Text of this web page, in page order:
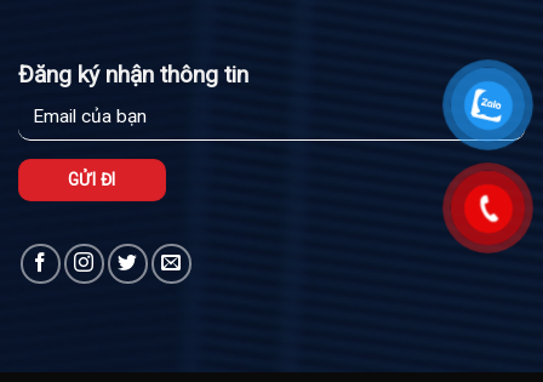
Đăng ký nhận thông tin